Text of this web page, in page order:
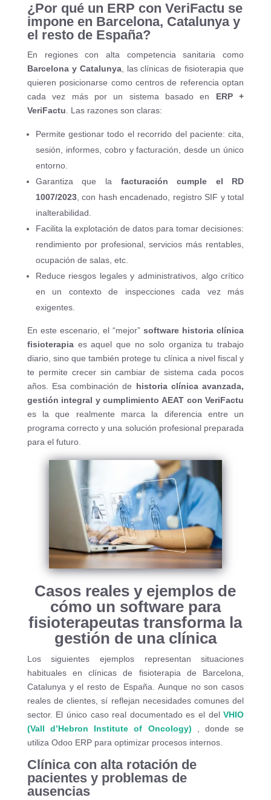
¿Por qué un ERP con VeriFactu se
impone en Barcelona, Catalunya y
el resto de España?
En regiones con alta competencia sanitaria como
Barcelona y Catalunya, las clínicas de fisioterapia que
quieren posicionarse como centros de referencia optan
cada vez más por un sistema basado en ERP +
VeriFactu. Las razones son claras:
Permite gestionar todo el recorrido del paciente: cita,
sesión, informes, cobro y facturación, desde un único
entorno.
Garantiza que la facturación cumple el RD
1007/2023, con hash encadenado, registro SIF y total
inalterabilidad.
Facilita la explotación de datos para tomar decisiones:
rendimiento por profesional, servicios más rentables,
ocupación de salas, etc.
Reduce riesgos legales y administrativos, algo crítico
en un contexto de inspecciones cada vez más
exigentes.
En este escenario, el “mejor”software historia clínica
fisioterapiaes aquel que no solo organiza tu trabajo
diario, sino que también protege tu clínica a nivel fiscal y
te permite crecer sin cambiar de sistema cada pocos
años. Esa combinación de historia clínica avanzada,
gestión integral y cumplimiento AEAT con VeriFactu
es la que realmente marca la diferencia entre un
programa correcto y una solución profesional preparada
para el futuro.
Casos reales y ejemplos de
cómo un software para
fisioterapeutas transforma la
gestión de una clínica
Los siguientes ejemplos representan situaciones
habituales en clínicas de fisioterapia de Barcelona,
Catalunya y el resto de España. Aunque no son casos
reales de clientes, sí reflejan necesidades comunes del
sector. El único caso real documentado es el delVHIO
(Vall d’Hebron Institute of Oncology)
, donde se
utiliza Odoo ERP para optimizar procesos internos.
Clínica con alta rotación de
pacientes y problemas de
ausencias